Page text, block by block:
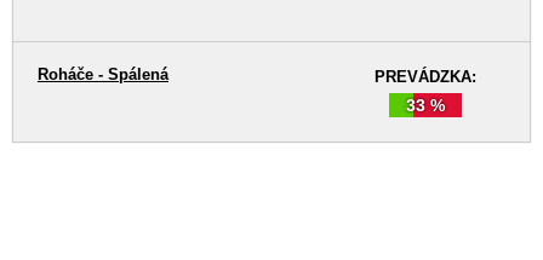
PREVÁDZKA:
33 %
Roháče - Spálená